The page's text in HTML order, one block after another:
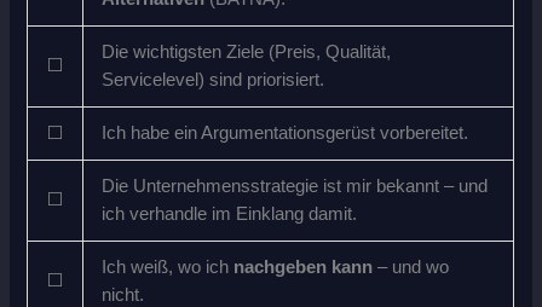
⬜
Die wichtigsten Ziele (Preis, Qualität,
Servicelevel) sind priorisiert.
⬜ Ich habe ein Argumentationsgerüst vorbereitet.
⬜
Die Unternehmensstrategie ist mir bekannt – und
ich verhandle im Einklang damit.
⬜
Ich weiß, wo ich nachgeben kann – und wo
nicht.